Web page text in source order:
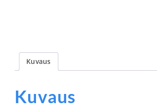
Kuvaus
Kuvaus